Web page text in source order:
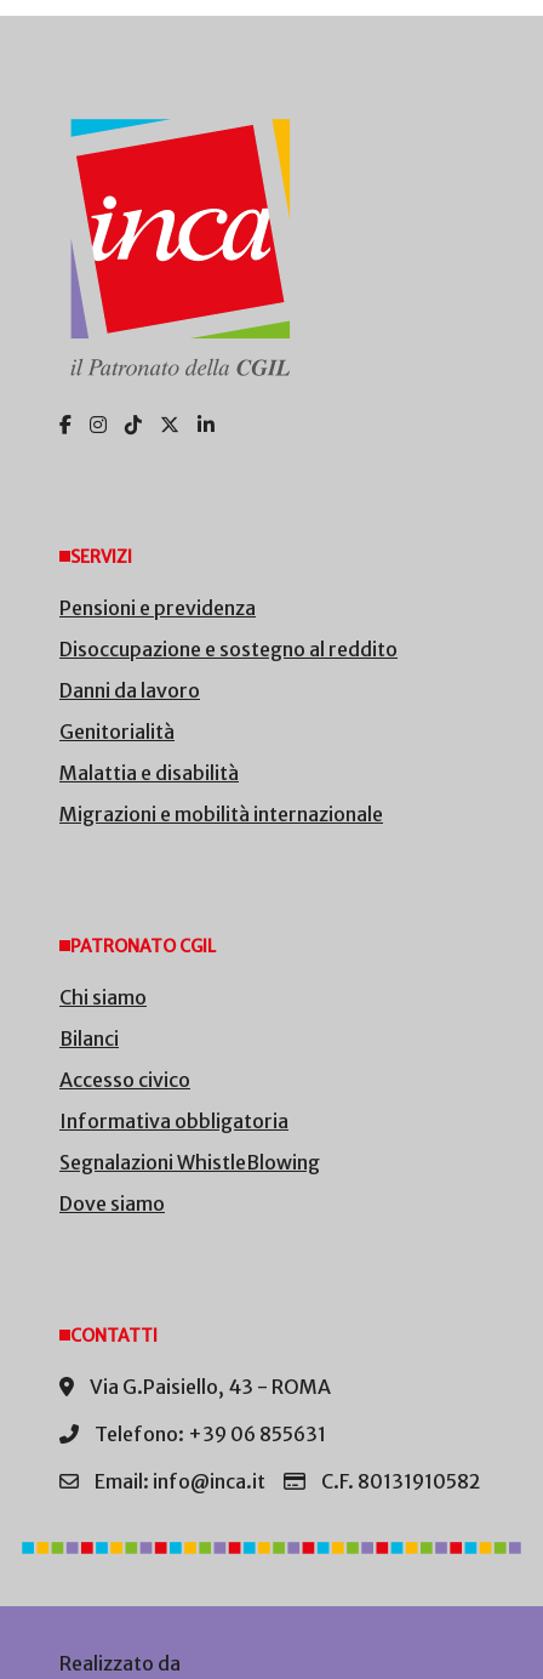
SERVIZI
Pensioni e previdenza
Disoccupazione e sostegno al reddito
Danni da lavoro
Genitorialità
Malattia e disabilità
Migrazioni e mobilità internazionale
PATRONATO CGIL
Chi siamo
Bilanci
Accesso civico
Informativa obbligatoria
Segnalazioni WhistleBlowing
Dove siamo
CONTATTI
Via G.Paisiello, 43 - ROMA
Telefono: +39 06 855631
Email: info@inca.it
C.F. 80131910582
Realizzato da